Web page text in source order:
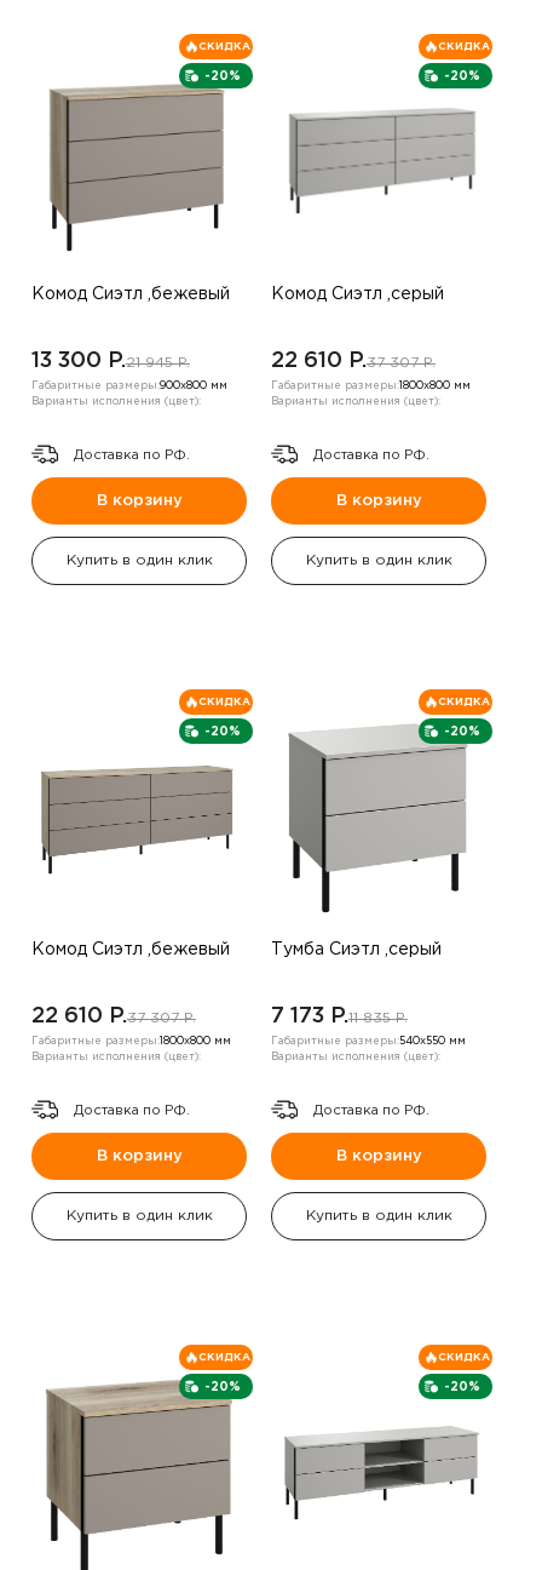
-20%
СКИДКА
Комод Сиэтл ,бежевый
13 300 P.21 945 P.
Габаритные размеры:900х800 мм
Варианты исполнения (цвет):
Доставка по РФ.
В корзину
Купить в один клик
-20%
СКИДКА
Комод Сиэтл ,серый
22 610 P.37 307 P.
Габаритные размеры: 1800х800 мм
Варианты исполнения (цвет):
Доставка по РФ.
В корзину
Купить в один клик
-20%
СКИДКА
Комод Сиэтл ,бежевый
22 610 P.37 307 P.
Габаритные размеры: 1800х800 мм
Варианты исполнения (цвет):
Доставка по РФ.
В корзину
Купить в один клик
-20%
СКИДКА
Тумба Сиэтл ,серый
7 173 P.11 835 P.
Габаритные размеры:540х550 мм
Варианты исполнения (цвет):
Доставка по РФ.
В корзину
Купить в один клик
-20%
СКИДКА
-20%
СКИДКА